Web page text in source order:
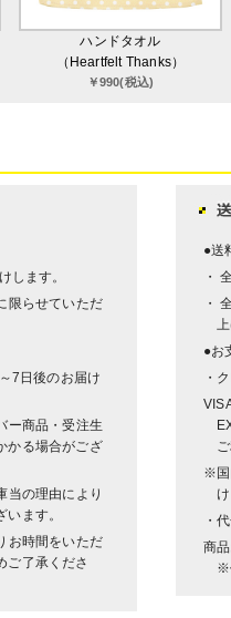
ハンドタオル
（Heartfelt Thanks）
￥990(税込)
します。
限らせていただ
7日後のお届け
ー商品・受注生
かる場合がござ
当の理由により
ます。
お時間をいただ
ご了承くださ
●送
・
・
●お
・
※国
・
商
※